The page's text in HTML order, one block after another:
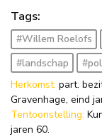
Tags:
#Willem Roelofs
#landschap
Herkomst: part.
Gravenhage, eind
Tentoonstelling:
jaren 60.